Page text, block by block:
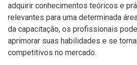
adquirir conhecimentos teóricos e
relevantes para uma determinada
da capacitação, os profissionais
aprimorar suas habilidades e se
competitivos no mercado.